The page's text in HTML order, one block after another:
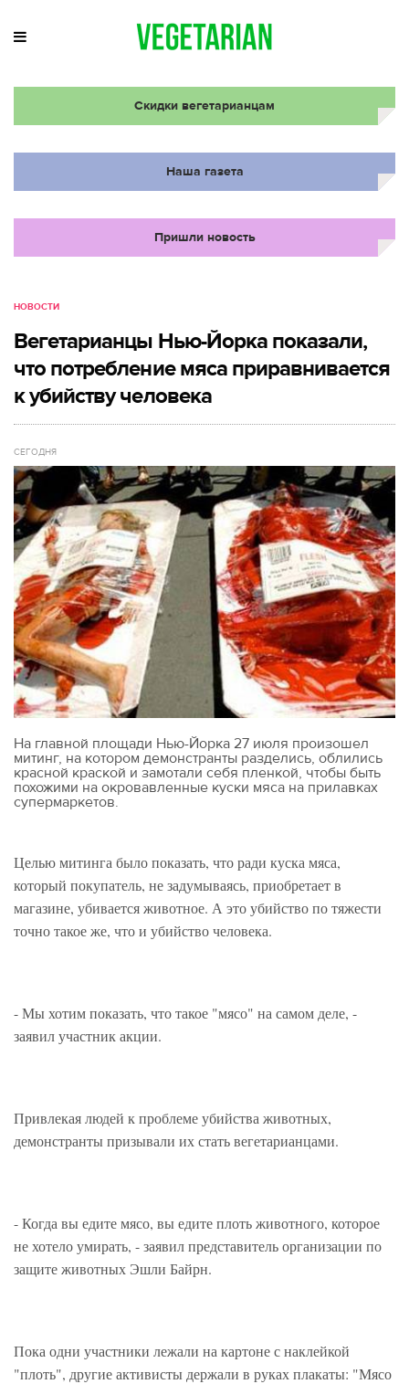
Скидки вегетарианцам
Наша газета
Пришли новость
НОВОСТИ
Вегетарианцы Нью-Йорка показали,
что потребление мяса приравнивается
к убийству человека
СЕГОДНЯ
На главной площади Нью-Йорка 27 июля произошел
митинг, на котором демонстранты разделись, облились
красной краской и замотали себя пленкой, чтобы быть
похожими на окровавленные куски мяса на прилавках
супермаркетов.
Целью митинга было показать, что ради куска мяса,
который покупатель, не задумываясь, приобретает в
магазине, убивается животное. А это убийство по тяжести
точно такое же, что и убийство человека.
- Мы хотим показать, что такое "мясо" на самом деле, -
заявил участник акции.
Привлекая людей к проблеме убийства животных,
демонстранты призывали их стать вегетарианцами.
- Когда вы едите мясо, вы едите плоть животного, которое
не хотело умирать, - заявил представитель организации по
защите животных Эшли Байрн.
Пока одни участники лежали на картоне с наклейкой
"плоть", другие активисты держали в руках плакаты: "Мясо